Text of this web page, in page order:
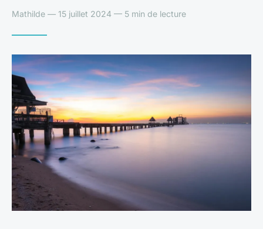
Mathilde — 15 juillet 2024 — 5 min de lecture